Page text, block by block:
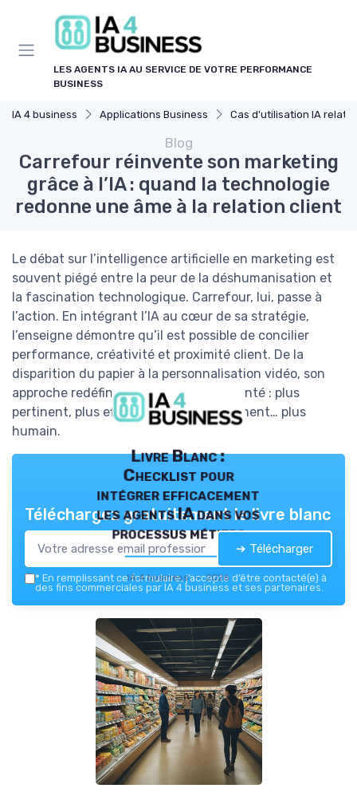
LES AGENTS IA AU SERVICE DE VOTRE PERFORMANCE
BUSINESS
IA 4 business Applications Business Cas d'utilisation IA relation client
Blog
Carrefour réinvente son marketing
grâce à l’IA : quand la technologie
redonne une âme à la relation client
Le débat sur l’intelligence artificielle en marketing est
souvent piégé entre la peur de la déshumanisation et
la fascination technologique. Carrefour, lui, passe à
l’action. En intégrant l’IA au cœur de sa stratégie,
l’enseigne démontre qu’il est possible de concilier
performance, créativité et proximité client. De la
disparition du papier à la personnalisation vidéo, son
approche redéfinit le marketing augmenté : plus
pertinent, plus efficace, et paradoxalement… plus
humain.
Livre Blanc :
Checklist pour
intégrer efficacement
les agents IA dans vos
processus métiers
IA 4 business — 2026
Téléchargez gratuitement le livre blanc
➔ Télécharger
* En remplissant ce formulaire, j’accepte d’être contacté(e) à
des fins commerciales par IA 4 business et ses partenaires.